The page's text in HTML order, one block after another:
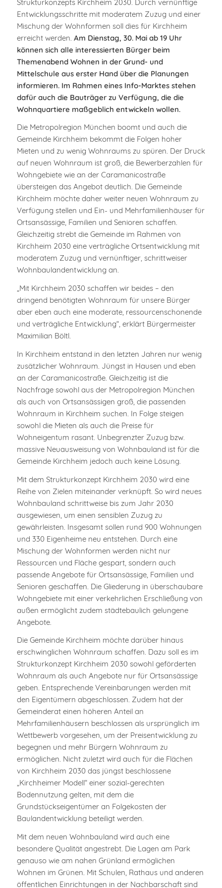
Strukturkonzepts Kirchheim 2030. Durch vernünftige
Entwicklungsschritte mit moderatem Zuzug und einer
Mischung der Wohnformen soll dies für Kirchheim
erreicht werden. Am Dienstag, 30. Mai ab 19 Uhr
können sich alle interessierten Bürger beim
Themenabend Wohnen in der Grund- und
Mittelschule aus erster Hand über die Planungen
informieren. Im Rahmen eines Info-Marktes stehen
dafür auch die Bauträger zu Verfügung, die die
Wohnquartiere maßgeblich entwickeln wollen.
Die Metropolregion München boomt und auch die
Gemeinde Kirchheim bekommt die Folgen hoher
Mieten und zu wenig Wohnraums zu spüren. Der Druck
auf neuen Wohnraum ist groß, die Bewerberzahlen für
Wohngebiete wie an der Caramanicostraße
übersteigen das Angebot deutlich. Die Gemeinde
Kirchheim möchte daher weiter neuen Wohnraum zu
Verfügung stellen und Ein- und Mehrfamilienhäuser für
Ortsansässige, Familien und Senioren schaffen.
Gleichzeitig strebt die Gemeinde im Rahmen von
Kirchheim 2030 eine verträgliche Ortsentwicklung mit
moderatem Zuzug und vernünftiger, schrittweiser
Wohnbaulandentwicklung an.
„Mit Kirchheim 2030 schaffen wir beides – den
dringend benötigten Wohnraum für unsere Bürger
aber eben auch eine moderate, ressourcenschonende
und verträgliche Entwicklung“, erklärt Bürgermeister
Maximilian Böltl.
In Kirchheim entstand in den letzten Jahren nur wenig
zusätzlicher Wohnraum. Jüngst in Hausen und eben
an der Caramanicostraße. Gleichzeitig ist die
Nachfrage sowohl aus der Metropolregion München
als auch von Ortsansässigen groß, die passenden
Wohnraum in Kirchheim suchen. In Folge steigen
sowohl die Mieten als auch die Preise für
Wohneigentum rasant. Unbegrenzter Zuzug bzw.
massive Neuausweisung von Wohnbauland ist für die
Gemeinde Kirchheim jedoch auch keine Lösung.
Mit dem Strukturkonzept Kirchheim 2030 wird eine
Reihe von Zielen miteinander verknüpft. So wird neues
Wohnbauland schrittweise bis zum Jahr 2030
ausgewiesen, um einen sensiblen Zuzug zu
gewährleisten. Insgesamt sollen rund 900 Wohnungen
und 330 Eigenheime neu entstehen. Durch eine
Mischung der Wohnformen werden nicht nur
Ressourcen und Fläche gespart, sondern auch
passende Angebote für Ortsansässige, Familien und
Senioren geschaffen. Die Gliederung in überschaubare
Wohngebiete mit einer verkehrlichen Erschließung von
außen ermöglicht zudem städtebaulich gelungene
Angebote.
Die Gemeinde Kirchheim möchte darüber hinaus
erschwinglichen Wohnraum schaffen. Dazu soll es im
Strukturkonzept Kirchheim 2030 sowohl geförderten
Wohnraum als auch Angebote nur für Ortsansässige
geben. Entsprechende Vereinbarungen werden mit
den Eigentümern abgeschlossen. Zudem hat der
Gemeinderat einen höheren Anteil an
Mehrfamilienhäusern beschlossen als ursprünglich im
Wettbewerb vorgesehen, um der Preisentwicklung zu
begegnen und mehr Bürgern Wohnraum zu
ermöglichen. Nicht zuletzt wird auch für die Flächen
von Kirchheim 2030 das jüngst beschlossene
„Kirchheimer Modell“ einer sozial-gerechten
Bodennutzung gelten, mit dem die
Grundstückseigentümer an Folgekosten der
Baulandentwicklung beteiligt werden.
Mit dem neuen Wohnbauland wird auch eine
besondere Qualität angestrebt. Die Lagen am Park
genauso wie am nahen Grünland ermöglichen
Wohnen im Grünen. Mit Schulen, Rathaus und anderen
öffentlichen Einrichtungen in der Nachbarschaft sind